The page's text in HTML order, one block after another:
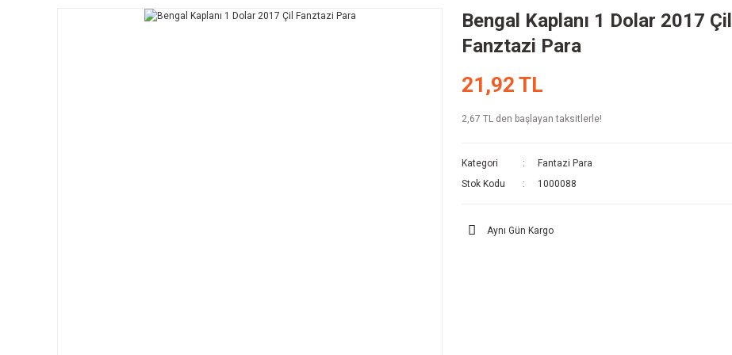
Bengal Kaplanı 1 Dolar 2017 Çil
Fanztazi Para
21,92 TL
2,67 TL den başlayan taksitlerle!
Kategori
Fantazi Para
Stok Kodu
1000088
Aynı Gün Kargo